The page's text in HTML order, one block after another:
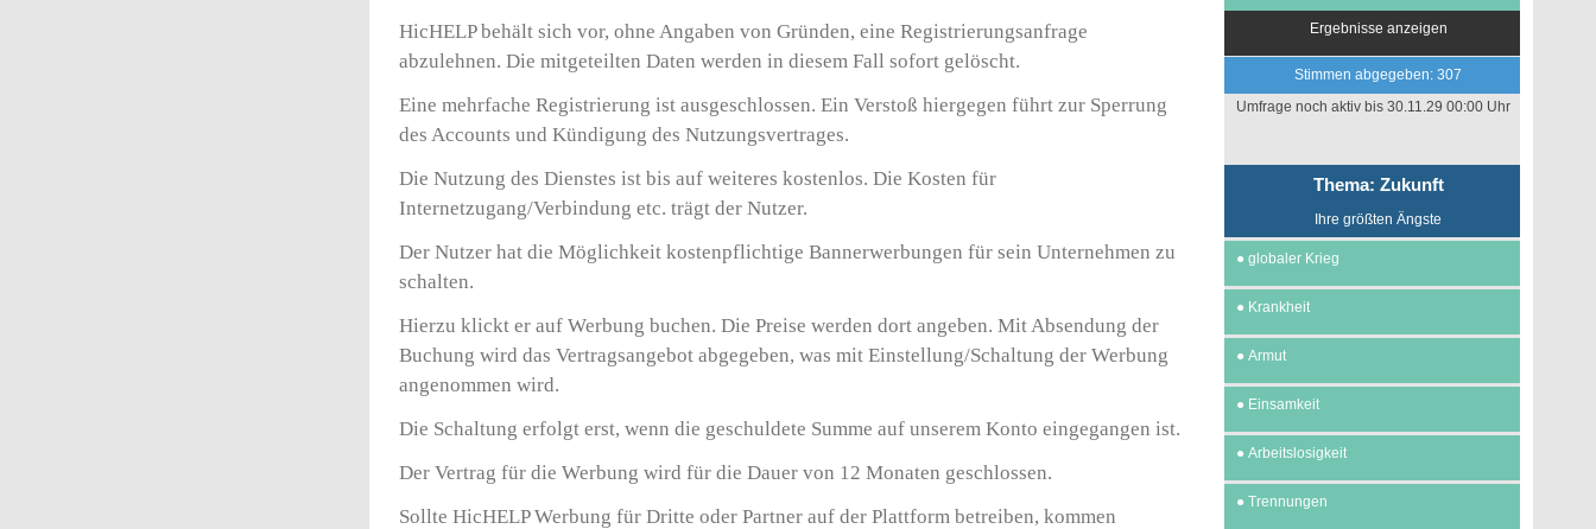
HicHELP behält sich vor, ohne Angaben von Gründen, eine Registrierungsanfrage
abzulehnen. Die mitgeteilten Daten werden in diesem Fall sofort gelöscht.
Eine mehrfache Registrierung ist ausgeschlossen. Ein Verstoß hiergegen führt zur Sperrung
des Accounts und Kündigung des Nutzungsvertrages.
Die Nutzung des Dienstes ist bis auf weiteres kostenlos. Die Kosten für
Internetzugang/Verbindung etc. trägt der Nutzer.
Der Nutzer hat die Möglichkeit kostenpflichtige Bannerwerbungen für sein Unternehmen zu
schalten.
Hierzu klickt er auf Werbung buchen. Die Preise werden dort angeben. Mit Absendung der
Buchung wird das Vertragsangebot abgegeben, was mit Einstellung/Schaltung der Werbung
angenommen wird.
Die Schaltung erfolgt erst, wenn die geschuldete Summe auf unserem Konto eingegangen ist.
Der Vertrag für die Werbung wird für die Dauer von 12 Monaten geschlossen.
Sollte HicHELP Werbung für Dritte oder Partner auf der Plattform betreiben, kommen
Ergebnisse anzeigen
Stimmen abgegeben: 307
Umfrage noch aktiv bis 30.11.29 00:00 Uhr
Thema: Zukunft
Ihre größten Ängste
● globaler Krieg
● Krankheit
● Armut
● Einsamkeit
● Arbeitslosigkeit
● Trennungen